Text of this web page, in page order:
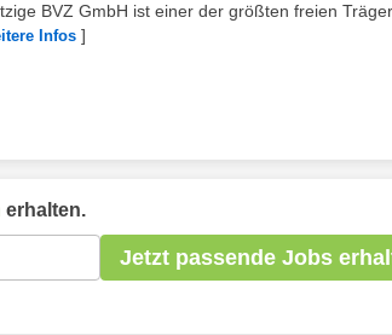
BVZ GmbH ist einer der größten freien
Infos ]
erhalten.
Jetzt passende Jobs